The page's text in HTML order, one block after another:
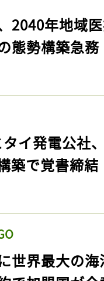
2040年地域
態勢構築急務
タイ発電公社
築で覚書締結
世界最大の